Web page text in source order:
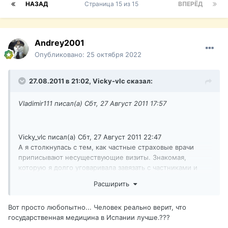
НАЗАД ВПЕРЁД
Страница 15 из 15
Andrey2001
Опубликовано: 25 октября 2022
27.08.2011 в 21:02, Vicky-vlc сказал:
Vladimir111 писал(а) Сбт, 27 Август 2011 17:57
Vicky_vlc писал(а) Сбт, 27 Август 2011 22:47
А я столкнулась с тем, как частные страховые врачи
приписывают несуществующие визиты. Знакомая,
которую я долго уговаривала завязать с частниками и
Расширить
Вот просто любопытно... Человек реально верит, что
государственная медицина в Испании лучше.???